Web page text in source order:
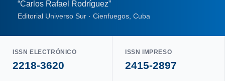
“Carlos Rafael Rodríguez”
Editorial Universo Sur · Cienfuegos, Cuba
ISSN ELECTRÓNICO
2218-3620
ISSN IMPRESO
2415-2897